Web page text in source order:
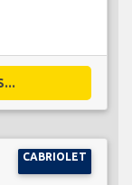
CABRIOLET